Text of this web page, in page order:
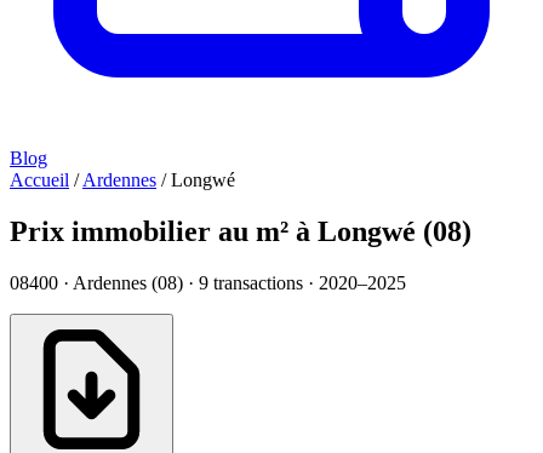
Blog
Accueil / Ardennes / Longwé
Prix immobilier au m² à Longwé (08)
08400 · Ardennes (08) · 9 transactions · 2020–2025